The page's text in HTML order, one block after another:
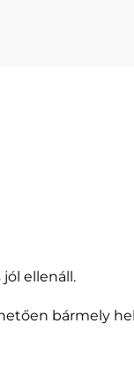
ellenáll.
bármely